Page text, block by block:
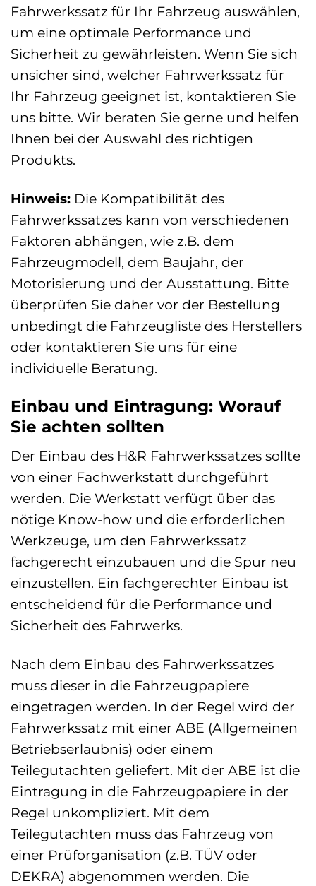
Fahrwerkssatz für Ihr Fahrzeug auswählen,
um eine optimale Performance und
Sicherheit zu gewährleisten. Wenn Sie sich
unsicher sind, welcher Fahrwerkssatz für
Ihr Fahrzeug geeignet ist, kontaktieren Sie
uns bitte. Wir beraten Sie gerne und helfen
Ihnen bei der Auswahl des richtigen
Produkts.
Hinweis: Die Kompatibilität des
Fahrwerkssatzes kann von verschiedenen
Faktoren abhängen, wie z.B. dem
Fahrzeugmodell, dem Baujahr, der
Motorisierung und der Ausstattung. Bitte
überprüfen Sie daher vor der Bestellung
unbedingt die Fahrzeugliste des Herstellers
oder kontaktieren Sie uns für eine
individuelle Beratung.
Einbau und Eintragung: Worauf
Sie achten sollten
Der Einbau des H&R Fahrwerkssatzes sollte
von einer Fachwerkstatt durchgeführt
werden. Die Werkstatt verfügt über das
nötige Know-how und die erforderlichen
Werkzeuge, um den Fahrwerkssatz
fachgerecht einzubauen und die Spur neu
einzustellen. Ein fachgerechter Einbau ist
entscheidend für die Performance und
Sicherheit des Fahrwerks.
Nach dem Einbau des Fahrwerkssatzes
muss dieser in die Fahrzeugpapiere
eingetragen werden. In der Regel wird der
Fahrwerkssatz mit einer ABE (Allgemeinen
Betriebserlaubnis) oder einem
Teilegutachten geliefert. Mit der ABE ist die
Eintragung in die Fahrzeugpapiere in der
Regel unkompliziert. Mit dem
Teilegutachten muss das Fahrzeug von
einer Prüforganisation (z.B. TÜV oder
DEKRA) abgenommen werden. Die